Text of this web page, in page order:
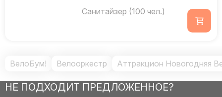
Санитайзер (100 чел.)
ВелоБум! Велооркестр Аттракцион Новогодняя
НЕ ПОДХОДИТ ПРЕДЛОЖЕННОЕ?